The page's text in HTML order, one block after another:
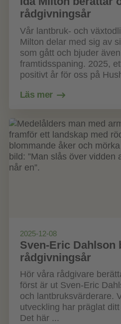
rådgivningsår
Vår lantbruk- och
Milton delar med sig av
som gått och bjuder
framtidsspaning. 2025,
positivt år för oss på
Läs mer
2025-12-08
Sven-Eric Dahlson
rådgivningsår
Hör våra rådgivare
först är ut Sven-Eric
och lantbruksvärderare.
utveckling har präglat
Det här ...